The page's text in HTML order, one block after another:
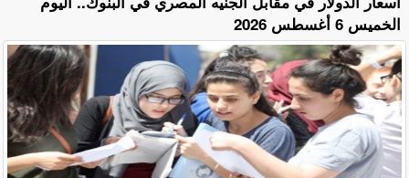
الخميس 6 أغسطس 2026